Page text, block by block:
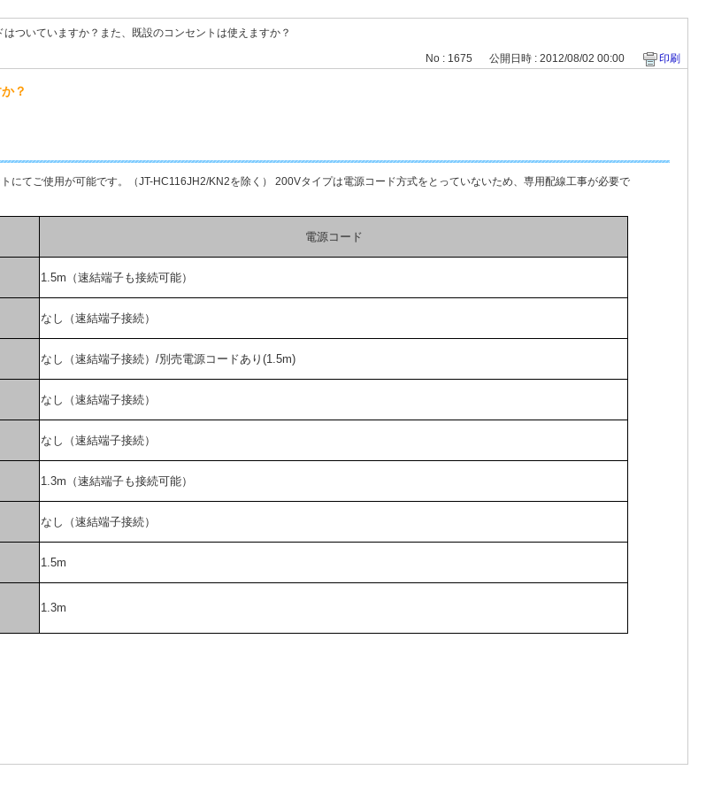
はついていますか？また、既設のコンセントは使えますか？
No : 1675 公開日時 : 2012/08/02 00:00 印刷
？
てご使用が可能です。（JT-HC116JH2/KN2を除く） 200Vタイプは電源コード方式をとっていないため、専用配線工事が必要で
電源コード
1.5m（速結端子も接続可能）
なし（速結端子接続）
なし（速結端子接続）/別売電源コードあり(1.5m)
なし（速結端子接続）
なし（速結端子接続）
1.3m（速結端子も接続可能）
なし（速結端子接続）
1.5m
1.3m